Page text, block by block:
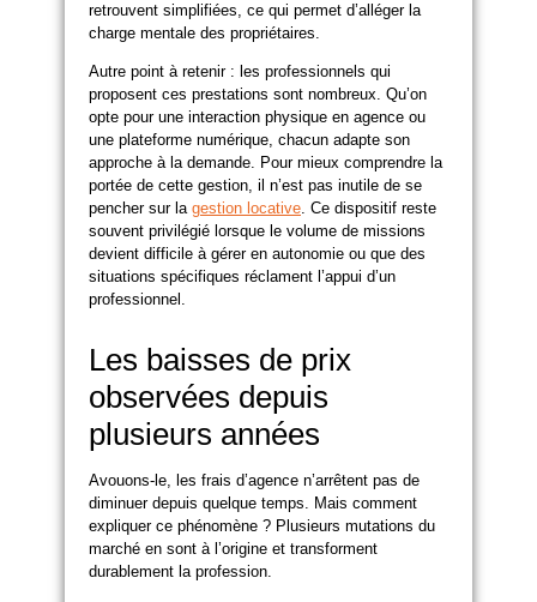
retrouvent simplifiées, ce qui permet d’alléger la
charge mentale des propriétaires.
Autre point à retenir : les professionnels qui
proposent ces prestations sont nombreux. Qu’on
opte pour une interaction physique en agence ou
une plateforme numérique, chacun adapte son
approche à la demande. Pour mieux comprendre la
portée de cette gestion, il n’est pas inutile de se
pencher sur la gestion locative. Ce dispositif reste
souvent privilégié lorsque le volume de missions
devient difficile à gérer en autonomie ou que des
situations spécifiques réclament l’appui d’un
professionnel.
Les baisses de prix
observées depuis
plusieurs années
Avouons-le, les frais d’agence n’arrêtent pas de
diminuer depuis quelque temps. Mais comment
expliquer ce phénomène ? Plusieurs mutations du
marché en sont à l’origine et transforment
durablement la profession.